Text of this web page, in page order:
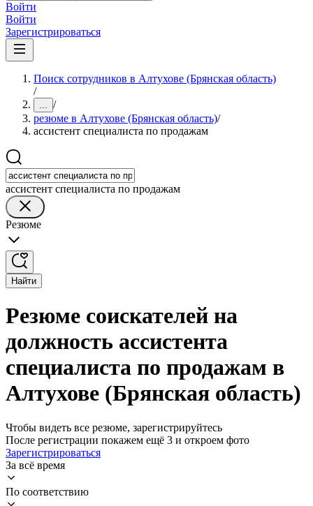
Войти
Войти
Зарегистрироваться
Поиск сотрудников в Алтухове (Брянская область)
/
... /
резюме в Алтухове (Брянская область)/
ассистент специалиста по продажам
ассистент специалиста по продажам
Резюме
Найти
Резюме соискателей на
должность ассистента
специалиста по продажам в
Алтухове (Брянская область)
Чтобы видеть все резюме, зарегистрируйтесь
После регистрации покажем ещё 3 и откроем фото
Зарегистрироваться
За всё время
По соответствию